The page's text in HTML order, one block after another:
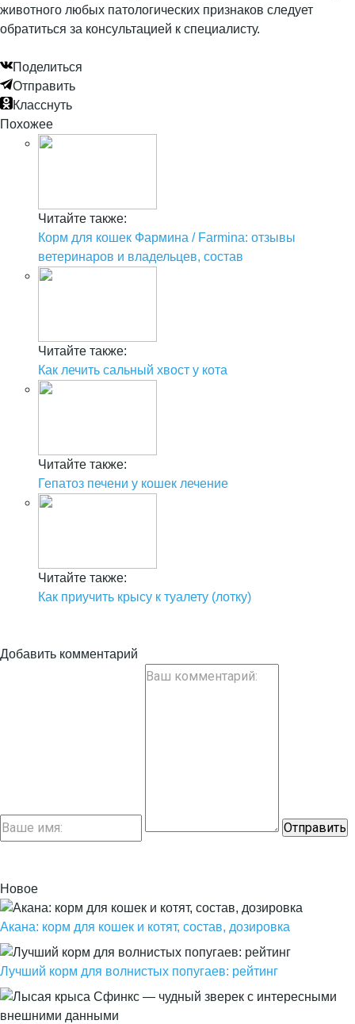
животного любых патологических признаков следует
обратиться за консультацией к специалисту.
Поделиться
Отправить
Класснуть
Похожее
Читайте также:
Корм для кошек Фармина / Farmina: отзывы
ветеринаров и владельцев, состав
Читайте также:
Как лечить сальный хвост у кота
Читайте также:
Гепатоз печени у кошек лечение
Читайте также:
Как приучить крысу к туалету (лотку)
Добавить комментарий
Новое
Акана: корм для кошек и котят, состав, дозировка
Лучший корм для волнистых попугаев: рейтинг